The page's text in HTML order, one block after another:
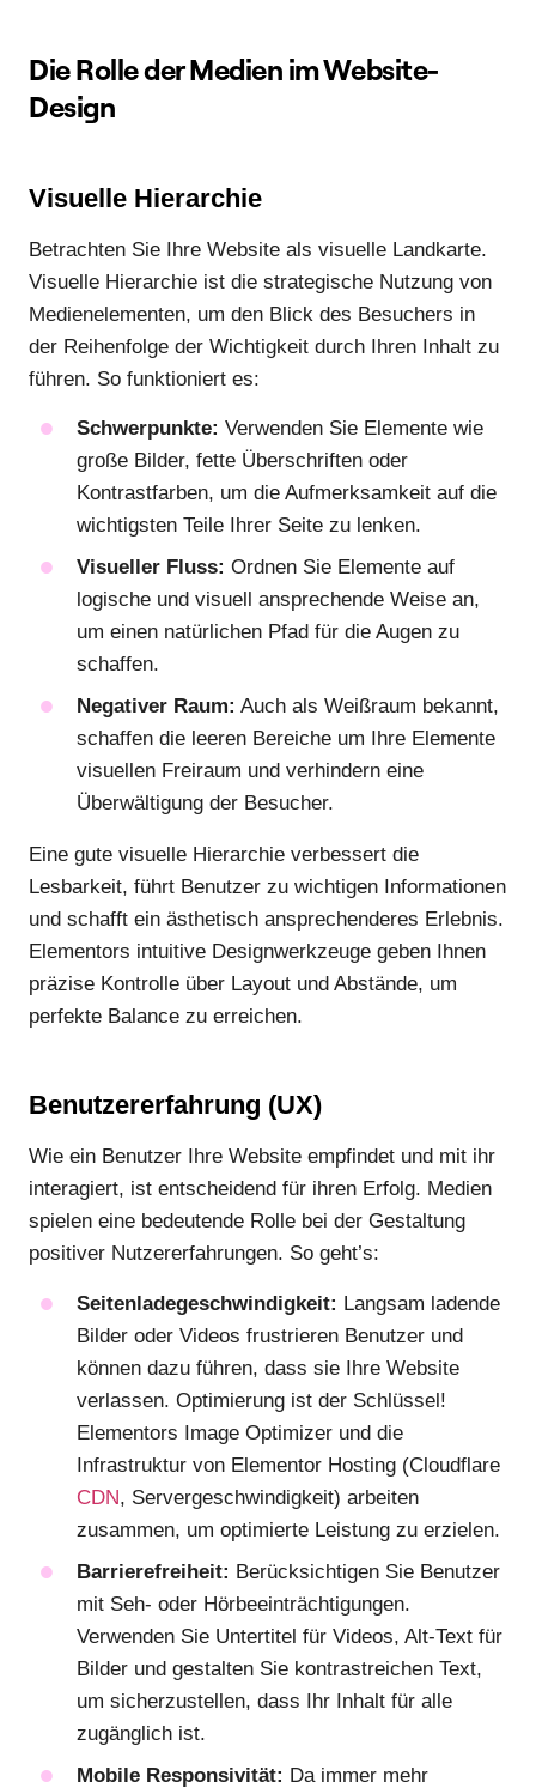
Die Rolle der Medien im Website-
Design
Visuelle Hierarchie
Betrachten Sie Ihre Website als visuelle Landkarte.
Visuelle Hierarchie ist die strategische Nutzung von
Medienelementen, um den Blick des Besuchers in
der Reihenfolge der Wichtigkeit durch Ihren Inhalt zu
führen. So funktioniert es:
Schwerpunkte: Verwenden Sie Elemente wie
große Bilder, fette Überschriften oder
Kontrastfarben, um die Aufmerksamkeit auf die
wichtigsten Teile Ihrer Seite zu lenken.
Visueller Fluss: Ordnen Sie Elemente auf
logische und visuell ansprechende Weise an,
um einen natürlichen Pfad für die Augen zu
schaffen.
Negativer Raum: Auch als Weißraum bekannt,
schaffen die leeren Bereiche um Ihre Elemente
visuellen Freiraum und verhindern eine
Überwältigung der Besucher.
Eine gute visuelle Hierarchie verbessert die
Lesbarkeit, führt Benutzer zu wichtigen Informationen
und schafft ein ästhetisch ansprechenderes Erlebnis.
Elementors intuitive Designwerkzeuge geben Ihnen
präzise Kontrolle über Layout und Abstände, um
perfekte Balance zu erreichen.
Benutzererfahrung (UX)
Wie ein Benutzer Ihre Website empfindet und mit ihr
interagiert, ist entscheidend für ihren Erfolg. Medien
spielen eine bedeutende Rolle bei der Gestaltung
positiver Nutzererfahrungen. So geht’s:
Seitenladegeschwindigkeit: Langsam ladende
Bilder oder Videos frustrieren Benutzer und
können dazu führen, dass sie Ihre Website
verlassen. Optimierung ist der Schlüssel!
Elementors Image Optimizer und die
Infrastruktur von Elementor Hosting (Cloudflare
CDN, Servergeschwindigkeit) arbeiten
zusammen, um optimierte Leistung zu erzielen.
Barrierefreiheit: Berücksichtigen Sie Benutzer
mit Seh- oder Hörbeeinträchtigungen.
Verwenden Sie Untertitel für Videos, Alt-Text für
Bilder und gestalten Sie kontrastreichen Text,
um sicherzustellen, dass Ihr Inhalt für alle
zugänglich ist.
Mobile Responsivität: Da immer mehr